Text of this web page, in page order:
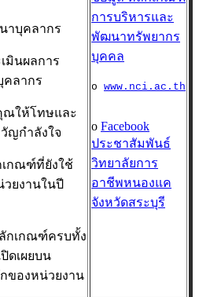
าบุคลากร
มินผลการ
คลากร
ณให้โทษและ
ญกำลังใจ
เกณฑ์ที่ยังใช้
ยงานในปี
กเกณฑ์ครบทั้ง
ปิดเผยบน
ของหน่วยงาน
การบริหารและ
พัฒนาทรัพยากร
บุคคล
o www.nci.ac.th
o Facebook
ประชาสัมพันธ์
วิทยาลัยการ
อาชีพหนองแค
จังหวัดสระบุรี